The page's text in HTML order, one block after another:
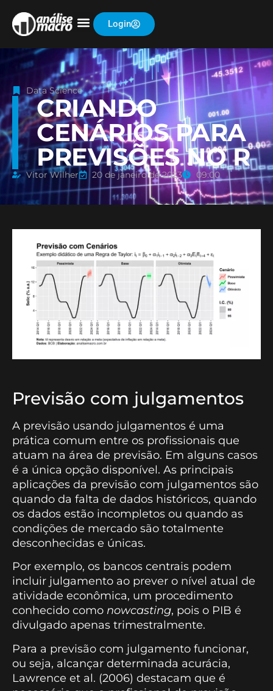
Login
Data Science
CRIANDO
CENÁRIOS PARA
PREVISÕES NO R
Vitor Wilher 20 de janeiro de 2023 09:00
Previsão com julgamentos
A previsão usando julgamentos é uma
prática comum entre os profissionais que
atuam na área de previsão. Em alguns casos
é a única opção disponível. As principais
aplicações da previsão com julgamentos são
quando da falta de dados históricos, quando
os dados estão incompletos ou quando as
condições de mercado são totalmente
desconhecidas e únicas.
Por exemplo, os bancos centrais podem
incluir julgamento ao prever o nível atual de
atividade econômica, um procedimento
conhecido como nowcasting, pois o PIB é
divulgado apenas trimestralmente.
Para a previsão com julgamento funcionar,
ou seja, alcançar determinada acurácia,
Lawrence et al. (2006) destacam que é